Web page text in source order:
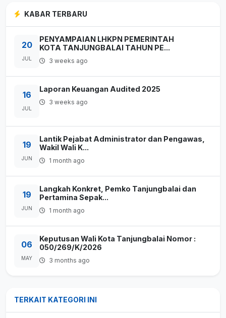
KABAR TERBARU
20
JUL
PENYAMPAIAN LHKPN PEMERINTAH
KOTA TANJUNGBALAI TAHUN PE...
3 weeks ago
16
JUL
Laporan Keuangan Audited 2025
3 weeks ago
19
JUN
Lantik Pejabat Administrator dan Pengawas,
Wakil Wali K...
1 month ago
19
JUN
Langkah Konkret, Pemko Tanjungbalai dan
Pertamina Sepak...
1 month ago
06
MAY
Keputusan Wali Kota Tanjungbalai Nomor :
050/269/K/2026
3 months ago
TERKAIT KATEGORI INI